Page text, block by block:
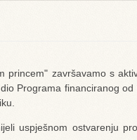
princem" završavamo s
Programa financiranog od
uspješnom ostvarenju